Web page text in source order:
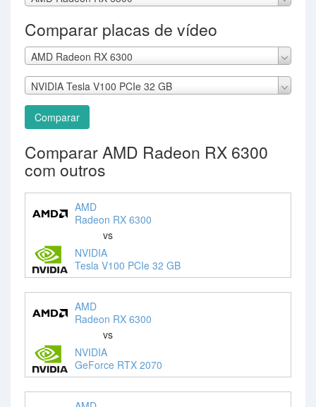
Comparar placas de vídeo
AMD Radeon RX 6300
NVIDIA Tesla V100 PCIe 32 GB
Comparar
Comparar AMD Radeon RX 6300
com outros
AMD
Radeon RX 6300
vs
NVIDIA
Tesla V100 PCIe 32 GB
AMD
Radeon RX 6300
vs
NVIDIA
GeForce RTX 2070